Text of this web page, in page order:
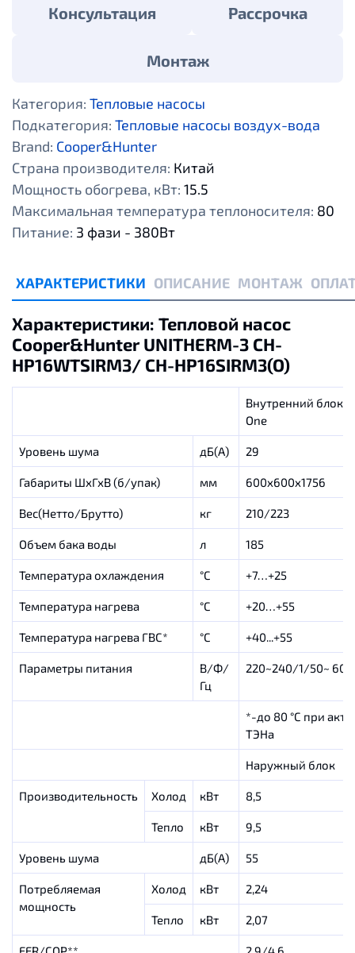
Консультация Рассрочка
Монтаж
Категория: Тепловые насосы
Подкатегория: Тепловые насосы воздух-вода
Brand: Cooper&Hunter
Страна производителя: Китай
Мощность обогрева, кВт: 15.5
Максимальная температура теплоносителя: 80
Питание: 3 фази - 380Вт
ХАРАКТЕРИСТИКИ ОПИСАНИЕ МОНТАЖ
Характеристики: Тепловой насос
Cooper&Hunter UNITHERM-3 CH-
HP16WTSIRM3/ CH-HP16SIRM3(O)
Внутренний блок
One
Уровень шума дБ(А) 29
Габариты ШхГхВ (б/упак) мм 600x600x1756
Вес(Нетто/Брутто) кг 210/223
Объем бака воды л 185
Температура охлаждения °C +7…+25
Температура нагрева °C +20…+55
Температура нагрева ГВС* °C +40...+55
Параметры питания
В/Ф/
Гц
220~240/1/50~ 60
*-до 80 °C при
ТЭНа
Наружный блок
Производительность Холод кВт 8,5
Тепло кВт 9,5
Уровень шума дБ(А) 55
Потребляемая
мощность
Холод кВт 2,24
Тепло кВт 2,07